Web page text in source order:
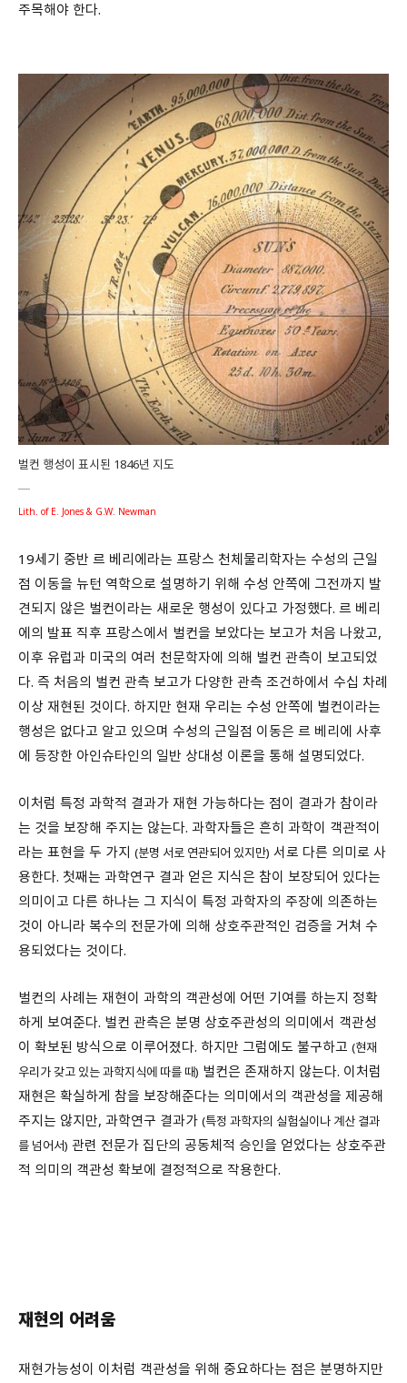
주목해야 한다.
벌컨 행성이 표시된 1846년 지도
Lith. of E. Jones & G.W. Newman
19세기 중반 르 베리에라는 프랑스 천체물리학자는 수성의 근일
점 이동을 뉴턴 역학으로 설명하기 위해 수성 안쪽에 그전까지 발
견되지 않은 벌컨이라는 새로운 행성이 있다고 가정했다. 르 베리
에의 발표 직후 프랑스에서 벌컨을 보았다는 보고가 처음 나왔고,
이후 유럽과 미국의 여러 천문학자에 의해 벌컨 관측이 보고되었
다. 즉 처음의 벌컨 관측 보고가 다양한 관측 조건하에서 수십 차례
이상 재현된 것이다. 하지만 현재 우리는 수성 안쪽에 벌컨이라는
행성은 없다고 알고 있으며 수성의 근일점 이동은 르 베리에 사후
에 등장한 아인슈타인의 일반 상대성 이론을 통해 설명되었다.
이처럼 특정 과학적 결과가 재현 가능하다는 점이 결과가 참이라
는 것을 보장해 주지는 않는다. 과학자들은 흔히 과학이 객관적이
라는 표현을 두 가지 (분명 서로 연관되어 있지만) 서로 다른 의미로 사
용한다. 첫째는 과학연구 결과 얻은 지식은 참이 보장되어 있다는
의미이고 다른 하나는 그 지식이 특정 과학자의 주장에 의존하는
것이 아니라 복수의 전문가에 의해 상호주관적인 검증을 거쳐 수
용되었다는 것이다.
벌컨의 사례는 재현이 과학의 객관성에 어떤 기여를 하는지 정확
하게 보여준다. 벌컨 관측은 분명 상호주관성의 의미에서 객관성
이 확보된 방식으로 이루어졌다. 하지만 그럼에도 불구하고 (현재
우리가 갖고 있는 과학지식에 따를 때) 벌컨은 존재하지 않는다. 이처럼
재현은 확실하게 참을 보장해준다는 의미에서의 객관성을 제공해
주지는 않지만, 과학연구 결과가 (특정 과학자의 실험실이나 계산 결과
를 넘어서) 관련 전문가 집단의 공동체적 승인을 얻었다는 상호주관
적 의미의 객관성 확보에 결정적으로 작용한다.
재현의 어려움
재현가능성이 이처럼 객관성을 위해 중요하다는 점은 분명하지만